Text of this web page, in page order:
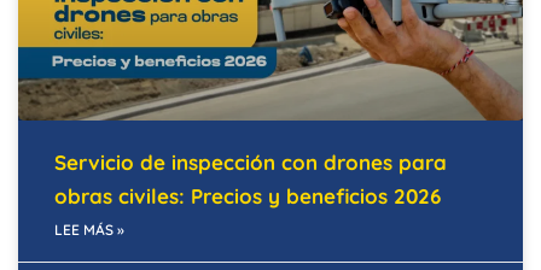
Servicio de inspección con drones para
obras civiles: Precios y beneficios 2026
LEE MÁS »